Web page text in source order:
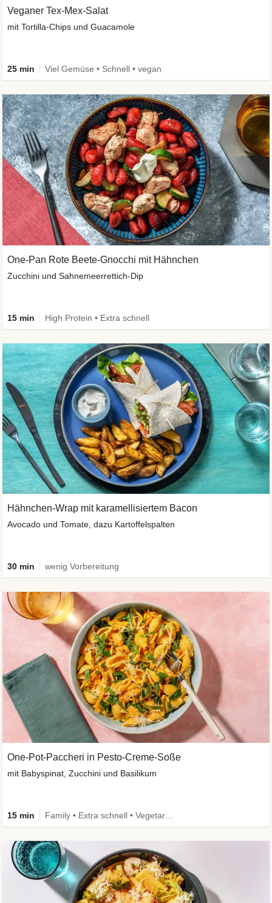
Veganer Tex-Mex-Salat
mit Tortilla-Chips und Guacamole
25 min Viel Gemüse • Schnell • vegan
One-Pan Rote Beete-Gnocchi mit Hähnchen
Zucchini und Sahnemeerrettich-Dip
15 min High Protein • Extra schnell
Hähnchen-Wrap mit karamellisiertem Bacon
Avocado und Tomate, dazu Kartoffelspalten
30 min wenig Vorbereitung
One-Pot-Paccheri in Pesto-Creme-Soße
mit Babyspinat, Zucchini und Basilikum
15 min